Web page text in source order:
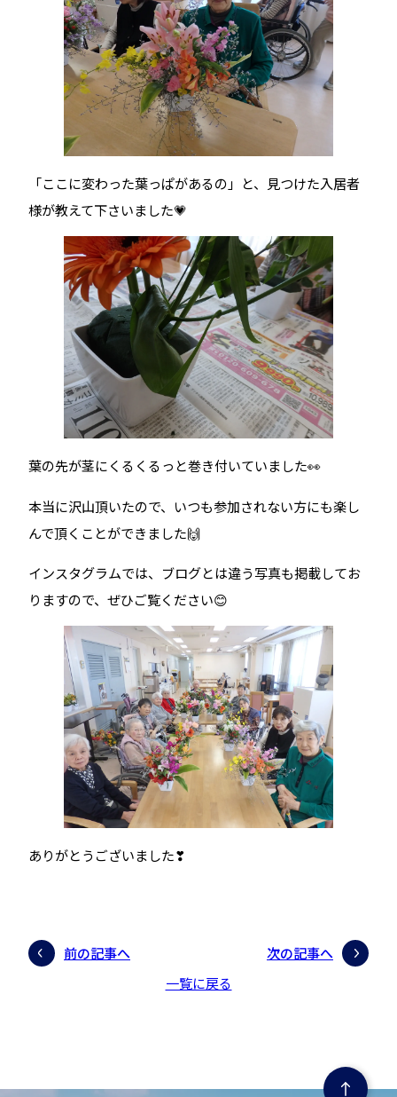
「ここに変わった葉っぱがあるの」と、見つけた入居者
様が教えて下さいました💗
葉の先が茎にくるくるっと巻き付いていました👀
本当に沢山頂いたので、いつも参加されない方にも楽し
んで頂くことができました🙌
インスタグラムでは、ブログとは違う写真も掲載してお
りますので、ぜひご覧ください😊
ありがとうございました❣
前の記事へ
一覧に戻る
次の記事へ
ページの先頭にもどる